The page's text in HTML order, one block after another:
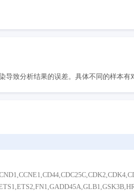
致分析结果的误差。具体不同的样本